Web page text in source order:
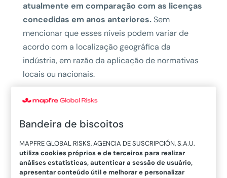
atualmente em comparação com as licenças
concedidas em anos anteriores.Sem
mencionar que esses níveis podem variar de
acordo com a localização geográfica da
indústria, em razão da aplicação de normativas
locais ou nacionais.
Quando os clientes recebem um relatório com
inspeção da seguradora, isso pode gerar
confusão, pois eles não conseguem entender
por que a seguradora emite um relatório
com medidas de melhoria e recomendações
Bandeira de biscoitos
MAPFRE GLOBAL RISKS, AGENCIA DE SUSCRIPCIÓN, S.A.U.
utiliza cookies próprios e de terceiros para realizar
análises estatísticas, autenticar a sessão de usuário,
apresentar conteúdo útil e melhorar e personalizar